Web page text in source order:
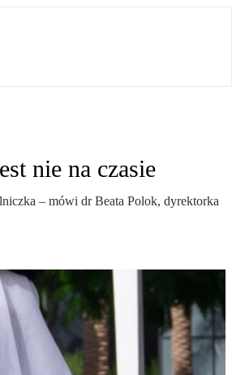
nie na czasie
– mówi dr Beata Polok, dyrektorka